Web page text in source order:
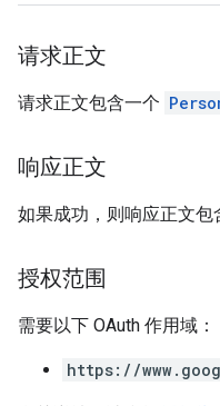
请求正文
请求正文包含一个
响应正文
如果成功，则响应正文包
授权范围
需要以下 OAuth 作用域：
https://